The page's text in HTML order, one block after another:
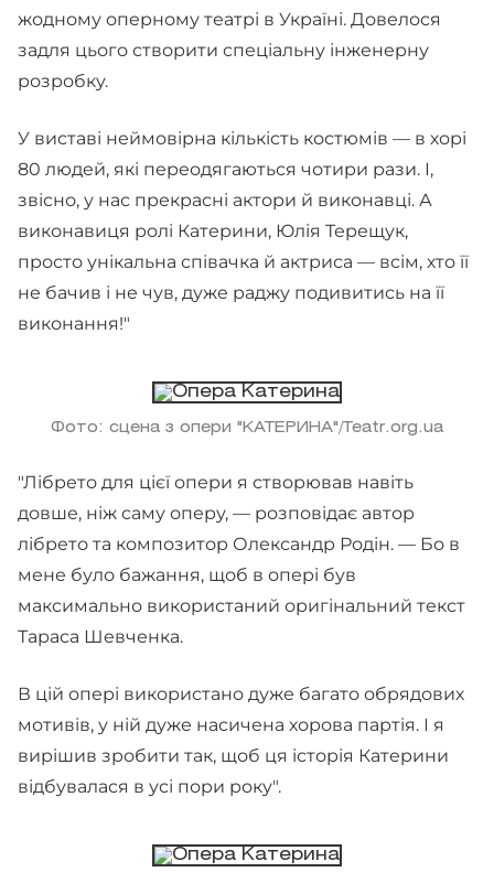
жодному оперному театрі в Україні. Довелося
задля цього створити спеціальну інженерну
розробку.
У виставі неймовірна кількість костюмів — в хорі
80 людей, які переодягаються чотири рази. І,
звісно, у нас прекрасні актори й виконавці. А
виконавиця ролі Катерини, Юлія Терещук,
просто унікальна співачка й актриса — всім, хто її
не бачив і не чув, дуже раджу подивитись на її
виконання!"
Фото: сцена з опери "КАТЕРИНА"/Teatr.org.ua
"Лібрето для цієї опери я створював навіть
довше, ніж саму оперу, — розповідає автор
лібрето та композитор Олександр Родін. — Бо в
мене було бажання, щоб в опері був
максимально використаний оригінальний текст
Тараса Шевченка.
В цій опері використано дуже багато обрядових
мотивів, у ній дуже насичена хорова партія. І я
вирішив зробити так, щоб ця історія Катерини
відбувалася в усі пори року".